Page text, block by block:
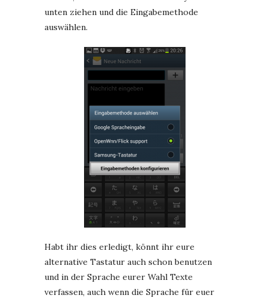
unten ziehen und die Eingabemethode
auswählen.
Habt ihr dies erledigt, könnt ihr eure
alternative Tastatur auch schon benutzen
und in der Sprache eurer Wahl Texte
verfassen, auch wenn die Sprache für euer